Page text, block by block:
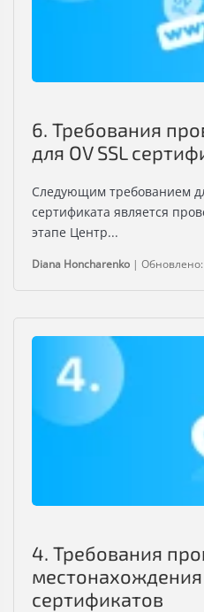
6. Требования
для OV SSL
Следующим требованием
сертификата является
этапе Центр...
Diana Honcharenko |
4. Требования
местонахождения
сертификатов